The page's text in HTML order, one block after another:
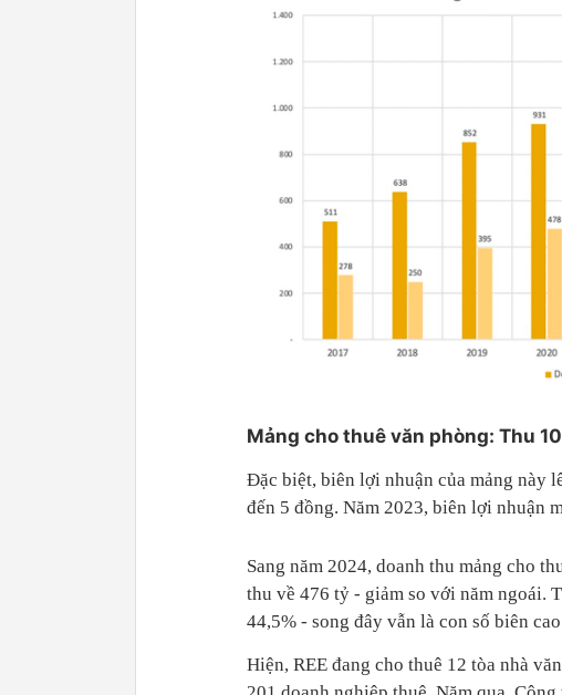
Mảng cho thuê văn phòng: Thu
Đặc biệt, biên lợi nhuận của mảng này
đến 5 đồng. Năm 2023, biên lợi nhuận
Sang năm 2024, doanh thu mảng cho
thu về 476 tỷ - giảm so với năm ngoái.
44,5% - song đây vẫn là con số biên
Hiện, REE đang cho thuê 12 tòa nhà